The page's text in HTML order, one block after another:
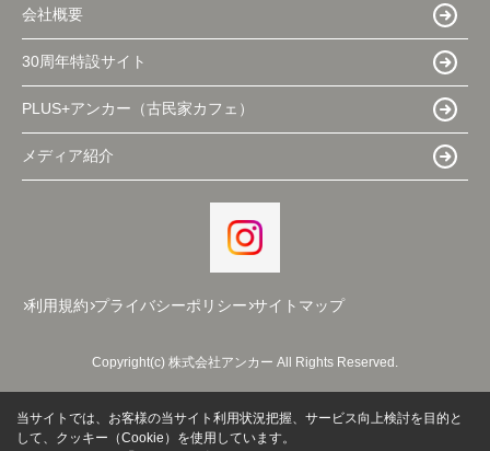
会社概要
30周年特設サイト
PLUS+アンカー（古民家カフェ）
メディア紹介
利用規約 プライバシーポリシー サイトマップ
Copyright(c) 株式会社アンカー All Rights Reserved.
当サイトでは、お客様の当サイト利用状況把握、サービス向上検討を目的と
して、クッキー（Cookie）を使用しています。